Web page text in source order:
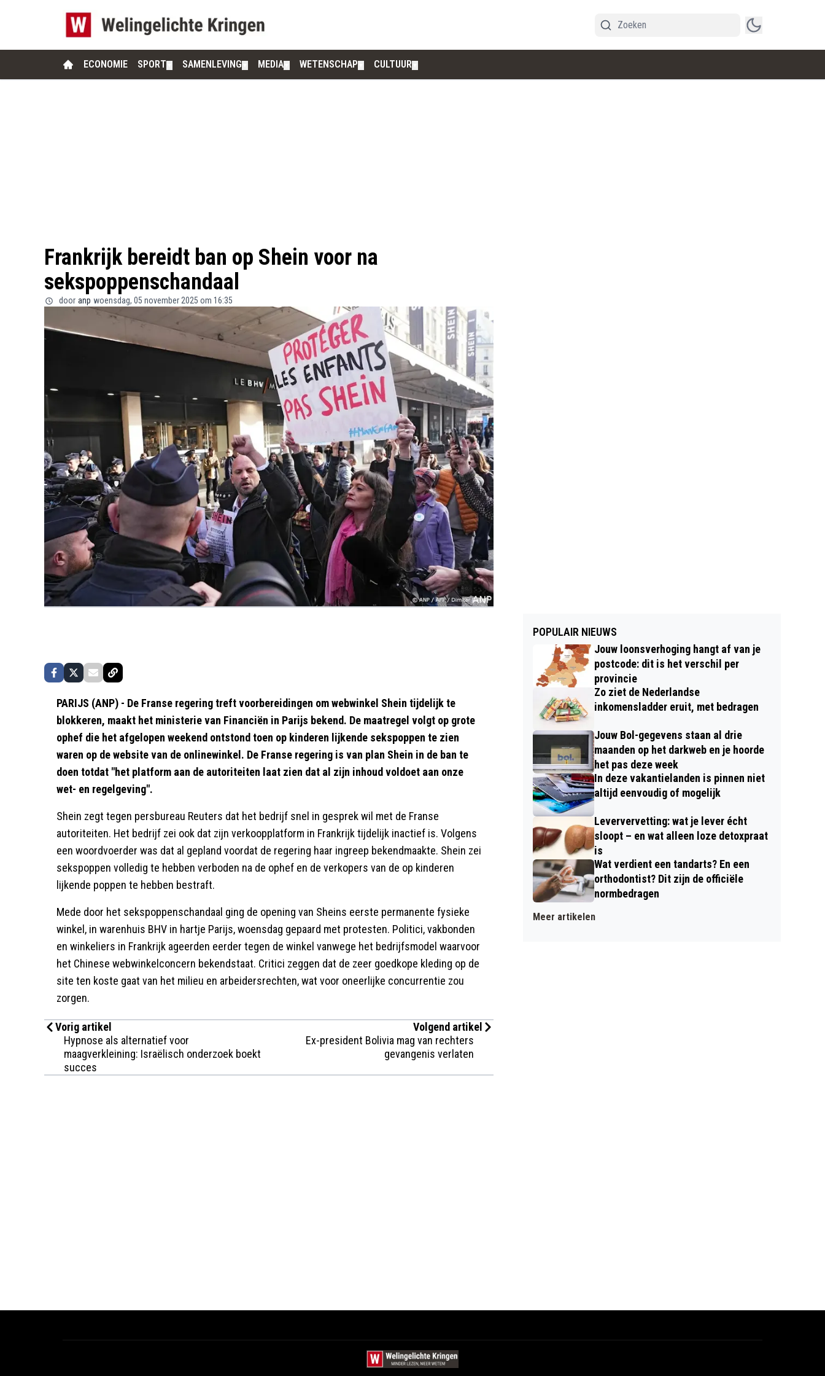
ECONOMIE SPORT SAMENLEVING MEDIA WETENSCHAP CULTUUR
Frankrijk bereidt ban op Shein voor na
sekspoppenschandaal
door anp woensdag, 05 november 2025 om 16:35
PARIJS (ANP) - De Franse regering treft voorbereidingen om webwinkel Shein tijdelijk te
blokkeren, maakt het ministerie van Financiën in Parijs bekend. De maatregel volgt op grote
ophef die het afgelopen weekend ontstond toen op kinderen lijkende sekspoppen te zien
waren op de website van de onlinewinkel. De Franse regering is van plan Shein in de ban te
doen totdat "het platform aan de autoriteiten laat zien dat al zijn inhoud voldoet aan onze
wet- en regelgeving".
Shein zegt tegen persbureau Reuters dat het bedrijf snel in gesprek wil met de Franse
autoriteiten. Het bedrijf zei ook dat zijn verkoopplatform in Frankrijk tijdelijk inactief is. Volgens
een woordvoerder was dat al gepland voordat de regering haar ingreep bekendmaakte. Shein zei
sekspoppen volledig te hebben verboden na de ophef en de verkopers van de op kinderen
lijkende poppen te hebben bestraft.
Mede door het sekspoppenschandaal ging de opening van Sheins eerste permanente fysieke
winkel, in warenhuis BHV in hartje Parijs, woensdag gepaard met protesten. Politici, vakbonden
en winkeliers in Frankrijk ageerden eerder tegen de winkel vanwege het bedrijfsmodel waarvoor
het Chinese webwinkelconcern bekendstaat. Critici zeggen dat de zeer goedkope kleding op de
site ten koste gaat van het milieu en arbeidersrechten, wat voor oneerlijke concurrentie zou
zorgen.
Vorig artikel
Hypnose als alternatief voor
maagverkleining: Israëlisch onderzoek boekt
succes
Volgend artikel
Ex-president Bolivia mag van rechters
gevangenis verlaten
POPULAIR NIEUWS
Jouw loonsverhoging hangt af van je
postcode: dit is het verschil per
provincie
Zo ziet de Nederlandse
inkomensladder eruit, met bedragen
Jouw Bol-gegevens staan al drie
maanden op het darkweb en je hoorde
het pas deze week
In deze vakantielanden is pinnen niet
altijd eenvoudig of mogelijk
Leververvetting: wat je lever écht
sloopt – en wat alleen loze detoxpraat
is
Wat verdient een tandarts? En een
orthodontist? Dit zijn de officiële
normbedragen
Meer artikelen